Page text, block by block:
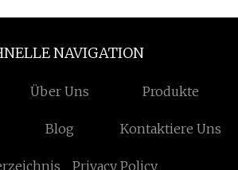
NAVIGATION
Über Uns Produkte
Blog Kontaktiere Uns
Privacy Policy